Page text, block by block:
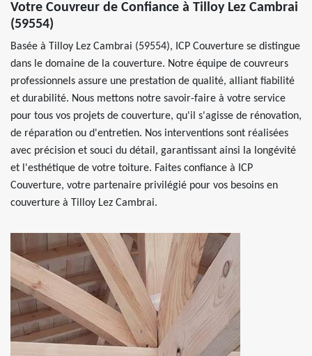
Votre Couvreur de Confiance à Tilloy Lez Cambrai
(59554)
Basée à Tilloy Lez Cambrai (59554), ICP Couverture se distingue
dans le domaine de la couverture. Notre équipe de couvreurs
professionnels assure une prestation de qualité, alliant fiabilité
et durabilité. Nous mettons notre savoir-faire à votre service
pour tous vos projets de couverture, qu'il s'agisse de rénovation,
de réparation ou d'entretien. Nos interventions sont réalisées
avec précision et souci du détail, garantissant ainsi la longévité
et l'esthétique de votre toiture. Faites confiance à ICP
Couverture, votre partenaire privilégié pour vos besoins en
couverture à Tilloy Lez Cambrai.